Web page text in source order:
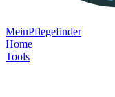
MeinPflegefinder
Home
Tools